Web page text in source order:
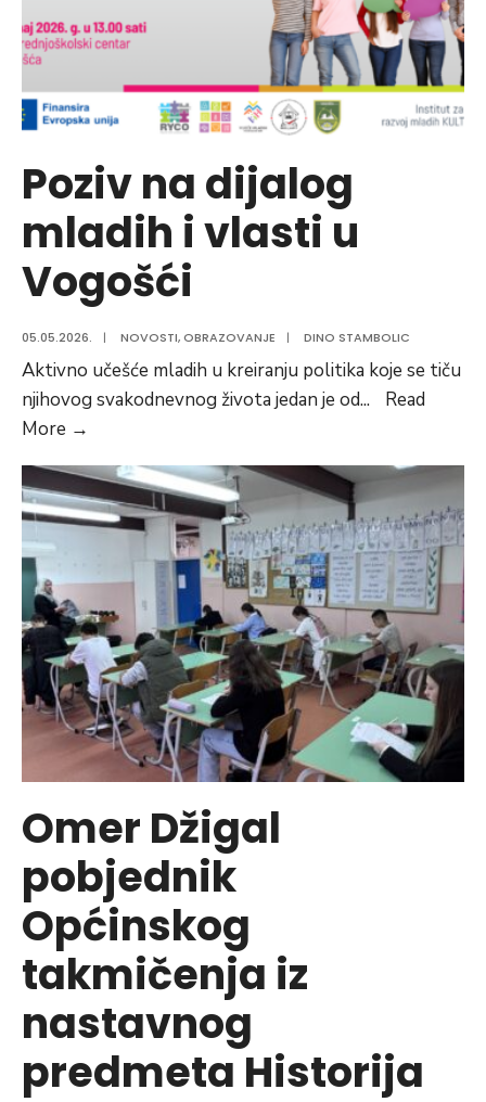
Poziv na dijalog
mladih i vlasti u
Vogošći
05.05.2026. | NOVOSTI,OBRAZOVANJE | DINO STAMBOLIC
Aktivno učešće mladih u kreiranju politika koje se tiču
njihovog svakodnevnog života jedan je od...
Read
More →
dijalog
mladih
vlasti
u
Vogošći
Omer Džigal
pobjednik
Općinskog
takmičenja iz
nastavnog
predmeta Historija